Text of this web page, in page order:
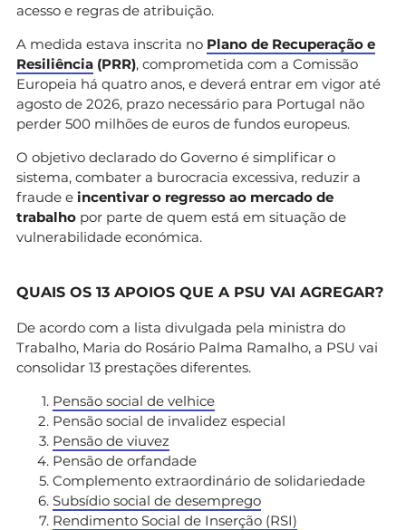
acesso e regras de atribuição.
A medida estava inscrita no Plano de Recuperação e
Resiliência (PRR), comprometida com a Comissão
Europeia há quatro anos, e deverá entrar em vigor até
agosto de 2026, prazo necessário para Portugal não
perder 500 milhões de euros de fundos europeus.
O objetivo declarado do Governo é simplificar o
sistema, combater a burocracia excessiva, reduzir a
fraude e incentivar o regresso ao mercado de
trabalho por parte de quem está em situação de
vulnerabilidade económica.
QUAIS OS 13 APOIOS QUE A PSU VAI AGREGAR?
De acordo com a lista divulgada pela ministra do
Trabalho, Maria do Rosário Palma Ramalho, a PSU vai
consolidar 13 prestações diferentes.
Pensão social de velhice
Pensão social de invalidez especial
Pensão de viuvez
Pensão de orfandade
Complemento extraordinário de solidariedade
Subsídio social de desemprego
Rendimento Social de Inserção (RSI)